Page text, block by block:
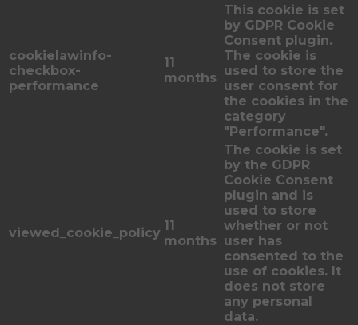
cookielawinfo-
checkbox-
performance
11
months
This cookie is set
by GDPR Cookie
Consent plugin.
The cookie is
used to store the
user consent for
the cookies in the
category
"Performance".
viewed_cookie_policy 11
months
The cookie is set
by the GDPR
Cookie Consent
plugin and is
used to store
whether or not
user has
consented to the
use of cookies. It
does not store
any personal
data.